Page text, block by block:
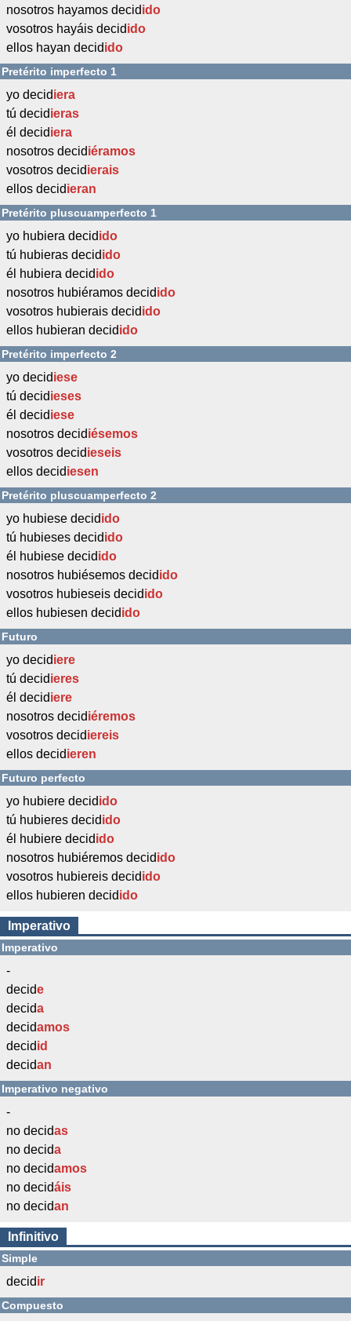
nosotros hayamos decidido
vosotros hayáis decidido
ellos hayan decidido
Pretérito imperfecto 1
yo decidiera
tú decidieras
él decidiera
nosotros decidiéramos
vosotros decidierais
ellos decidieran
Pretérito pluscuamperfecto 1
yo hubiera decidido
tú hubieras decidido
él hubiera decidido
nosotros hubiéramos decidido
vosotros hubierais decidido
ellos hubieran decidido
Pretérito imperfecto 2
yo decidiese
tú decidieses
él decidiese
nosotros decidiésemos
vosotros decidieseis
ellos decidiesen
Pretérito pluscuamperfecto 2
yo hubiese decidido
tú hubieses decidido
él hubiese decidido
nosotros hubiésemos decidido
vosotros hubieseis decidido
ellos hubiesen decidido
Futuro
yo decidiere
tú decidieres
él decidiere
nosotros decidiéremos
vosotros decidiereis
ellos decidieren
Futuro perfecto
yo hubiere decidido
tú hubieres decidido
él hubiere decidido
nosotros hubiéremos decidido
vosotros hubiereis decidido
ellos hubieren decidido
Imperativo
Imperativo
-
decide
decida
decidamos
decidid
decidan
Imperativo negativo
-
no decidas
no decida
no decidamos
no decidáis
no decidan
Infinitivo
Simple
decidir
Compuesto